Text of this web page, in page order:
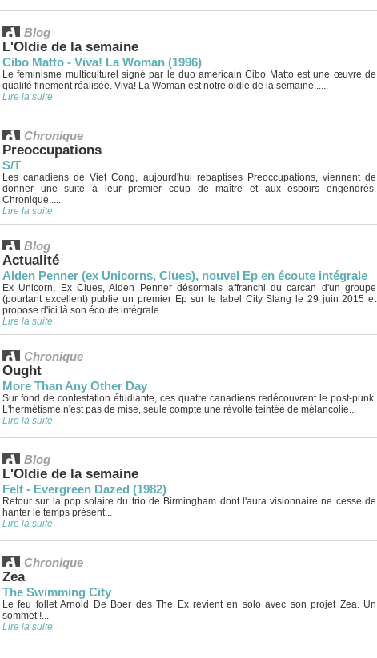
Blog
L'Oldie de la semaine
Cibo Matto - Viva! La Woman (1996)
Le féminisme multiculturel signé par le duo américain Cibo Matto est une œuvre de
qualité finement réalisée. Viva! La Woman est notre oldie de la semaine......
Lire la suite
Chronique
Preoccupations
S/T
Les canadiens de Viet Cong, aujourd'hui rebaptisés Preoccupations, viennent de
donner une suite à leur premier coup de maître et aux espoirs engendrés.
Chronique.....
Lire la suite
Blog
Actualité
Alden Penner (ex Unicorns, Clues), nouvel Ep en écoute intégrale
Ex Unicorn, Ex Clues, Alden Penner désormais affranchi du carcan d'un groupe
(pourtant excellent) publie un premier Ep sur le label City Slang le 29 juin 2015 et
propose d'ici là son écoute intégrale ...
Lire la suite
Chronique
Ought
More Than Any Other Day
Sur fond de contestation étudiante, ces quatre canadiens redécouvrent le post-punk.
L'hermétisme n'est pas de mise, seule compte une révolte teintée de mélancolie...
Lire la suite
Blog
L'Oldie de la semaine
Felt - Evergreen Dazed (1982)
Retour sur la pop solaire du trio de Birmingham dont l'aura visionnaire ne cesse de
hanter le temps présent...
Lire la suite
Chronique
Zea
The Swimming City
Le feu follet Arnold De Boer des The Ex revient en solo avec son projet Zea. Un
sommet !...
Lire la suite